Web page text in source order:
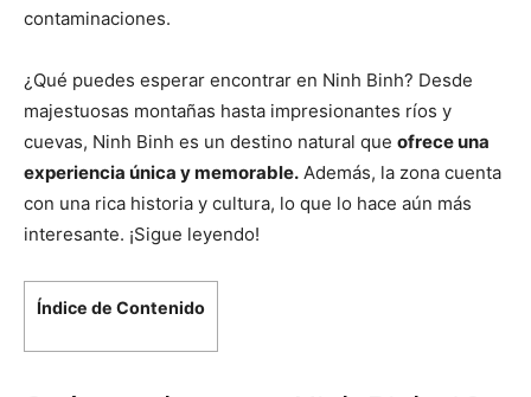
contaminaciones.
¿Qué puedes esperar encontrar en Ninh Binh? Desde
majestuosas montañas hasta impresionantes ríos y
cuevas, Ninh Binh es un destino natural que ofrece una
experiencia única y memorable. Además, la zona cuenta
con una rica historia y cultura, lo que lo hace aún más
interesante. ¡Sigue leyendo!
Índice de Contenido